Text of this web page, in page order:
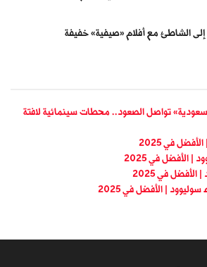
إلى الشاطئ مع أفلام «صيفية» خفيفة
تواصل الصعود.. محطات سينمائية لافتة
في 2025
| الأفضل في 2025
في 2025
سوليوود | الأفضل في 2025